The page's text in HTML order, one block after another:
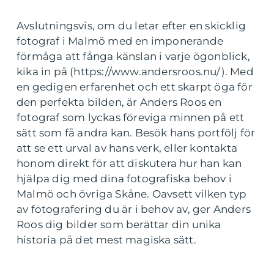
Avslutningsvis, om du letar efter en skicklig
fotograf i Malmö med en imponerande
förmåga att fånga känslan i varje ögonblick,
kika in på (https://www.andersroos.nu/). Med
en gedigen erfarenhet och ett skarpt öga för
den perfekta bilden, är Anders Roos en
fotograf som lyckas föreviga minnen på ett
sätt som få andra kan. Besök hans portfölj för
att se ett urval av hans verk, eller kontakta
honom direkt för att diskutera hur han kan
hjälpa dig med dina fotografiska behov i
Malmö och övriga Skåne. Oavsett vilken typ
av fotografering du är i behov av, ger Anders
Roos dig bilder som berättar din unika
historia på det mest magiska sätt.